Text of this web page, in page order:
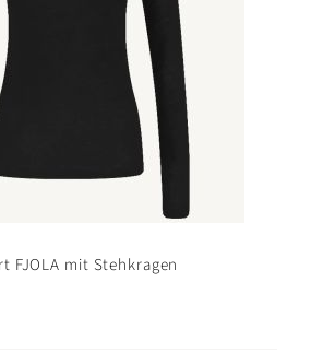
FJOLA mit Stehkragen